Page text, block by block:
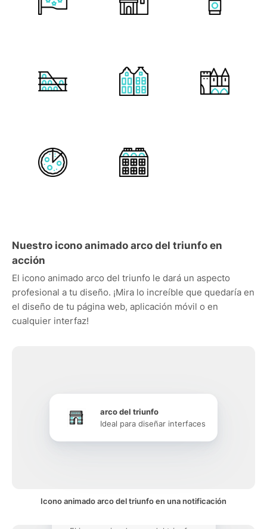
Nuestro icono animado arco del triunfo en
acción
El icono animado arco del triunfo le dará un aspecto
profesional a tu diseño. ¡Mira lo increíble que quedaría en
el diseño de tu página web, aplicación móvil o en
cualquier interfaz!
arco del triunfo
Ideal para diseñar interfaces
Icono animado arco del triunfo en una notificación